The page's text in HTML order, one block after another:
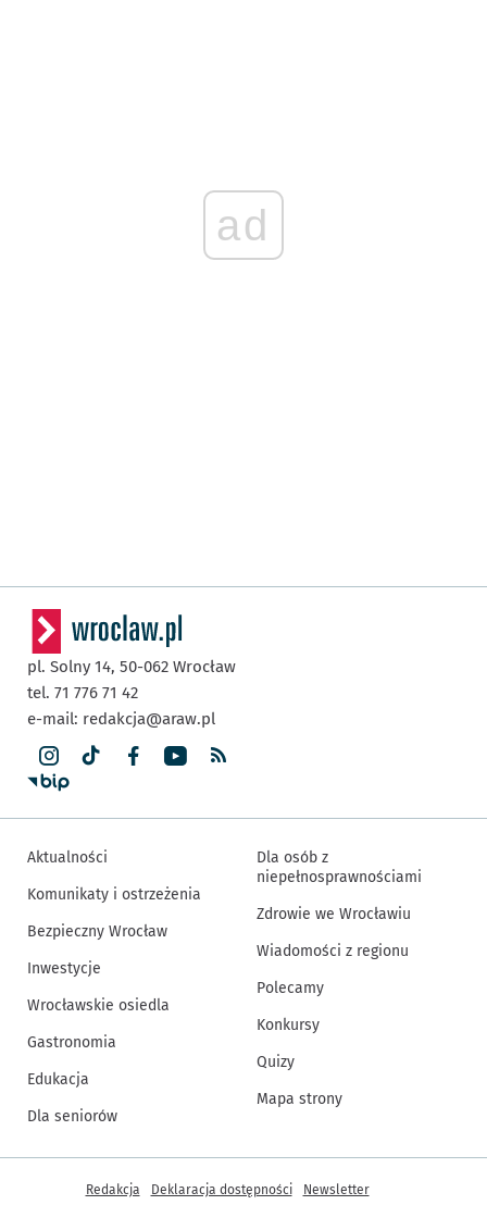
ad
pl. Solny 14, 50-062 Wrocław
tel. 71 776 71 42
e-mail: redakcja@araw.pl
Aktualności
Komunikaty i ostrzeżenia
Bezpieczny Wrocław
Inwestycje
Wrocławskie osiedla
Gastronomia
Edukacja
Dla seniorów
Dla osób z
niepełnosprawnościami
Zdrowie we Wrocławiu
Wiadomości z regionu
Polecamy
Konkursy
Quizy
Mapa strony
Inne informacje
Redakcja Deklaracja dostępności Newsletter